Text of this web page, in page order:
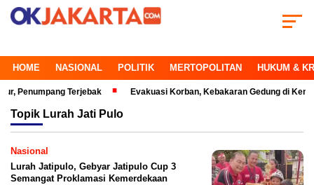
HOME NASIONAL POLITIK MERTOPOLITAN HUKUM &
Terjebak Evakuasi Korban, Kebakaran Gedung di
Topik Lurah Jati Pulo
Nasional
Lurah Jatipulo, Gebyar Jatipulo Cup 3
Semangat Proklamasi Kemerdekaan